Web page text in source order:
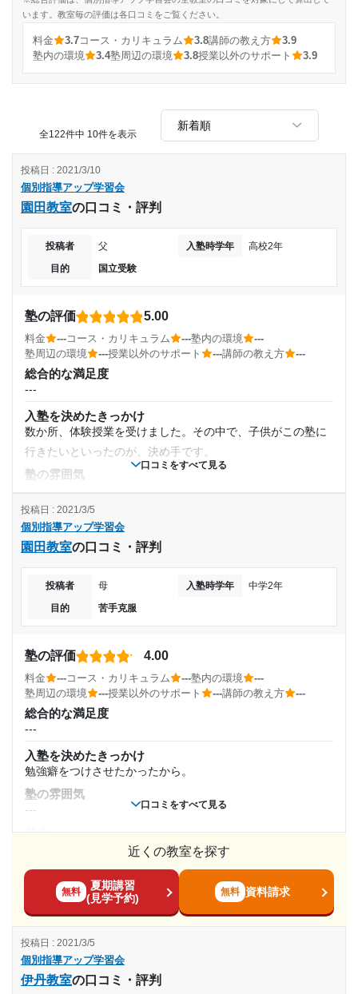
います。教室毎の評価は各口コミをご覧ください。
料金 3.7コース・カリキュラム 3.8講師の教え方
3.9
塾内の環境
3.4塾周辺の環境 3.8授業以外のサポート 3.9
全122件中 10件を表示
口コミをすべて見る
個別指導アップ学習会
園田教室の口コミ・評判
投稿日 : 2021/3/10
投稿者 父 入塾時学年
高校2年
目的
国立受験
塾の評価 5.00
料金 ---コース・カリキュラム ---塾内の環境
---
塾周辺の環境
---授業以外のサポート ---講師の教え方 ---
総合的な満足度
---
入塾を決めたきっかけ
数か所、体験授業を受けました。その中で、子供がこの塾に
行きたいといったのが、決め手です。
塾の雰囲気
料金
---
コース・カリキュラム
講師の教え方
塾周辺の環境
駅前で、夜も明るいですし、良いと思います。
授業以外のサポート
(相談・面談、家庭学習のサポート、授業以外のコミュニケーション等)
講師の方と、相性が合わない場合変えていただける。教室長
がすごく、親切で誠実。 本当に親身になって、相談にのって
くださる。いろんな情報を提供していただける。 安心して、
通塾させてます。
利用詳細
---
高校2年
受講コース
口コミをすべて見る
個別指導アップ学習会
園田教室の口コミ・評判
投稿日 : 2021/3/5
投稿者 母 入塾時学年
中学2年
目的
苦手克服
塾の評価 4.00
料金 ---コース・カリキュラム ---塾内の環境
---
塾周辺の環境
---授業以外のサポート ---講師の教え方 ---
総合的な満足度
---
入塾を決めたきっかけ
勉強癖をつけさせたかったから。
塾の雰囲気
---
コース・カリキュラム
通常週1、夏季、冬季、春季コース
講師の教え方
塾内の環境
---
塾周辺の環境
近くの教室を探す
無料
夏期講習
(見学予約)
無料 資料請求
個別指導アップ学習会
伊丹教室の口コミ・評判
投稿日 : 2021/3/5